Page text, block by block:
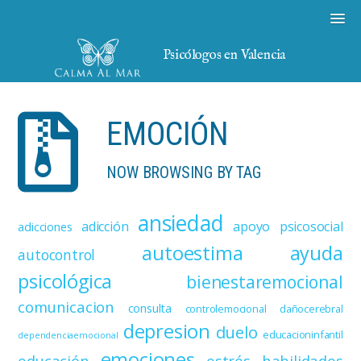
Psicólogos en Valencia
EMOCIÓN
NOW BROWSING BY TAG
adicciones adicción ansiedad apoyo psicosocial
autocontrol autoestima
ayuda
psicológica
bienestaremocional
comunicacion consulta controlemocional dañocerebral
dependenciaemocional depresion duelo educacioninfantil